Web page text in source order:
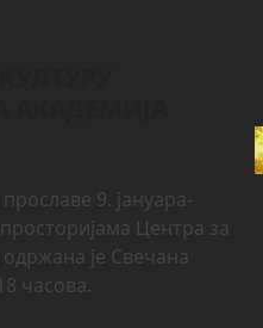
9. јануара-
Центра за
је Свечана
часова.